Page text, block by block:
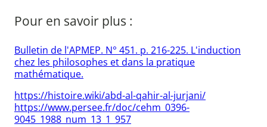
Pour en savoir plus :
Bulletin de l'APMEP. N° 451. p. 216-225. L'induction
chez les philosophes et dans la pratique
mathématique.
https://histoire.wiki/abd-al-qahir-al-jurjani/
https://www.persee.fr/doc/cehm_0396-
9045_1988_num_13_1_957